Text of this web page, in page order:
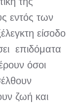
εντός των
είσοδο
επιδόματα
όσοι
ζωή και